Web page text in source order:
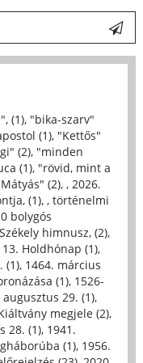
(1), "bika-szarv"
(1), "Kettős"
(2), "minden
(1), "rövid, mint a
(2), , 2026.
(1), , történelmi
bolygós
himnusz, (2),
13. Holdhónap (1),
(1), 1464. március
(1), 1526-
augusztus 29. (1),
megjele (2),
28. (1), 1941.
(1), 1956.